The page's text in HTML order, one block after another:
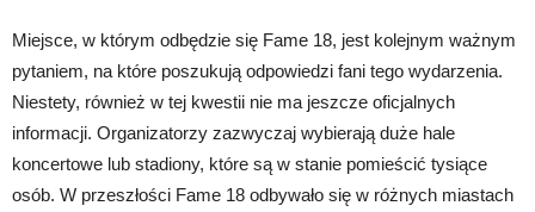
Miejsce, w którym odbędzie się Fame 18, jest kolejnym ważnym
pytaniem, na które poszukują odpowiedzi fani tego wydarzenia.
Niestety, również w tej kwestii nie ma jeszcze oficjalnych
informacji. Organizatorzy zazwyczaj wybierają duże hale
koncertowe lub stadiony, które są w stanie pomieścić tysiące
osób. W przeszłości Fame 18 odbywało się w różnych miastach